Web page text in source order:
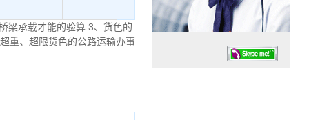
梁承载才能的验算 3、货色的
重、超限货色的公路运输办事